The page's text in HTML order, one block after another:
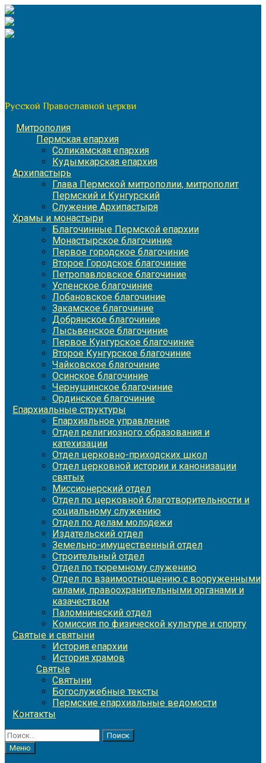
Перейти
к
содержимому
Русской Православной церкви
Митрополия
Пермская епархия
Соликамская епархия
Кудымкарская епархия
Архипастырь
Глава Пермской митрополии, митрополит
Пермский и Кунгурский
Служение Архипастыря
Храмы и монастыри
Благочинные Пермской епархии
Монастырское благочиние
Первое городское благочиние
Второе Городское благочиние
Петропавловское благочиние
Успенское благочиние
Лобановское благочиние
Закамское благочиние
Добрянское благочиние
Лысьвенское благочиние
Первое Кунгурское благочиние
Второе Кунгурское благочиние
Чайковское благочиние
Осинское благочиние
Чернушинское благочиние
Ординское благочиние
Епархиальные структуры
Епархиальное управление
Отдел религиозного образования и
катехизации
Отдел церковно-приходских школ
Отдел церковной истории и канонизации
святых
Миссионерский отдел
Отдел по церковной благотворительности и
социальному служению
Отдел по делам молодежи
Издательский отдел
Земельно-имущественный отдел
Строительный отдел
Отдел по тюремному служению
Отдел по взаимоотношению с вооруженными
силами, правоохранительными органами и
казачеством
Паломнический отдел
Комиссия по физической культуре и спорту
Святые и святыни
История епархии
История храмов
Святые
Святыни
Богослужебные тексты
Пермские епархиальные ведомости
Контакты
Найти:
Меню